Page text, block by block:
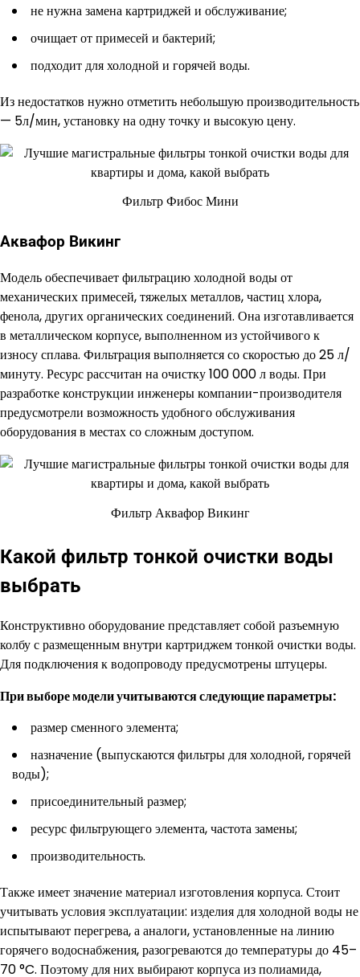
не нужна замена картриджей и обслуживание;
очищает от примесей и бактерий;
подходит для холодной и горячей воды.
Из недостатков нужно отметить небольшую производительность
— 5л/мин, установку на одну точку и высокую цену.
Фильтр Фибос Мини
Аквафор Викинг
Модель обеспечивает фильтрацию холодной воды от
механических примесей, тяжелых металлов, частиц хлора,
фенола, других органических соединений. Она изготавливается
в металлическом корпусе, выполненном из устойчивого к
износу сплава. Фильтрация выполняется со скоростью до 25 л/
минуту. Ресурс рассчитан на очистку 100 000 л воды. При
разработке конструкции инженеры компании-производителя
предусмотрели возможность удобного обслуживания
оборудования в местах со сложным доступом.
Фильтр Аквафор Викинг
Какой фильтр тонкой очистки воды
выбрать
Конструктивно оборудование представляет собой разъемную
колбу с размещенным внутри картриджем тонкой очистки воды.
Для подключения к водопроводу предусмотрены штуцеры.
При выборе модели учитываются следующие параметры:
размер сменного элемента;
назначение (выпускаются фильтры для холодной, горячей
воды);
присоединительный размер;
ресурс фильтрующего элемента, частота замены;
производительность.
Также имеет значение материал изготовления корпуса. Стоит
учитывать условия эксплуатации: изделия для холодной воды не
испытывают перегрева, а аналоги, установленные на линию
горячего водоснабжения, разогреваются до температуры до 45–
70 °C. Поэтому для них выбирают корпуса из полиамида,